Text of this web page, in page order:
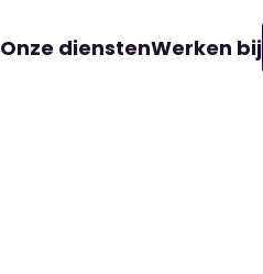
Onze dienstenWerken bij